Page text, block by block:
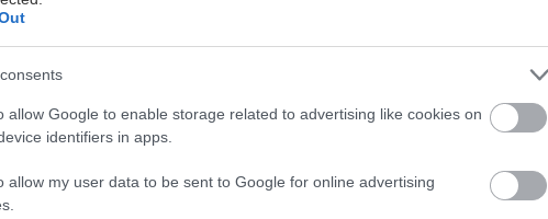
allow Google to enable storage related to advertising like cookies on
identifiers in apps.
allow my user data to be sent to Google for online advertising
να σταθείτε μόνος απέναντι στη Μόνα Λίζα ή να